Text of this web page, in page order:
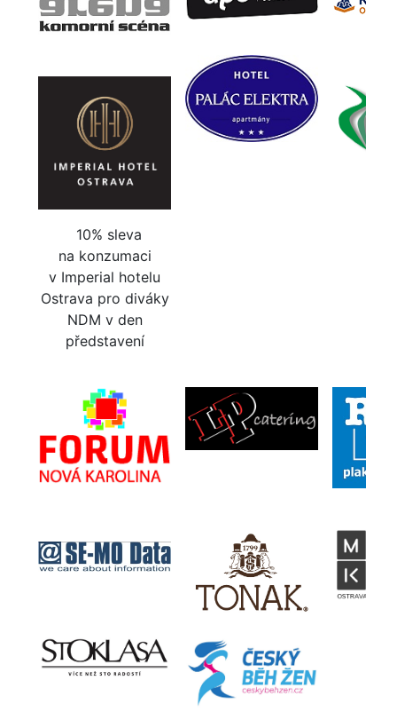
10% sleva
na konzumaci
v Imperial hotelu
Ostrava pro diváky
NDM v den
představení